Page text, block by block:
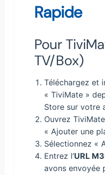
Rapide
Pour
TV/Box)
Téléchargez et
« TiviMate »
Store sur votre
Ouvrez
« Ajouter une
Sélectionnez «
Entrez l’URL
avons envoyée